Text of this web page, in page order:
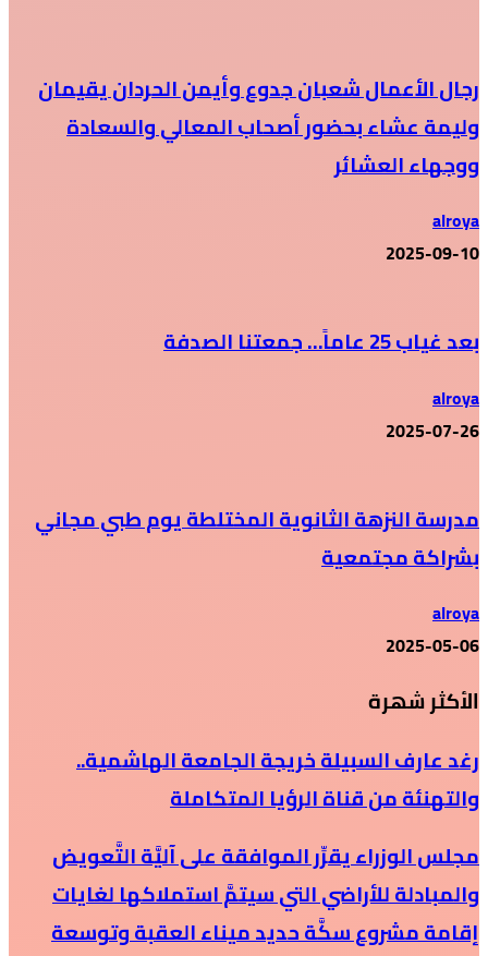
رجال الأعمال شعبان جدوع وأيمن الحردان يقيمان
وليمة عشاء بحضور أصحاب المعالي والسعادة
ووجهاء العشائر
alroya
2025-09-10
بعد غياب 25 عاماً… جمعتنا الصدفة
alroya
2025-07-26
مدرسة النزهة الثانوية المختلطة يوم طبي مجاني
بشراكة مجتمعية
alroya
2025-05-06
الأكثر شهرة
رغد عارف السبيلة خريجة الجامعة الهاشمية..
والتهنئة من قناة الرؤيا المتكاملة
مجلس الوزراء يقرِّر الموافقة على آليَّة التَّعويض
والمبادلة للأراضي التي سيتمَّ استملاكها لغايات
إقامة مشروع سكَّة حديد ميناء العقبة وتوسعة